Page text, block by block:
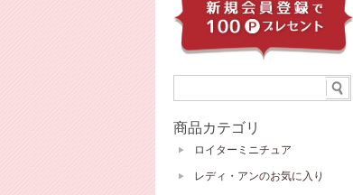
商品カテゴリ
ロイターミニチュア
レディ・アンのお気に入り